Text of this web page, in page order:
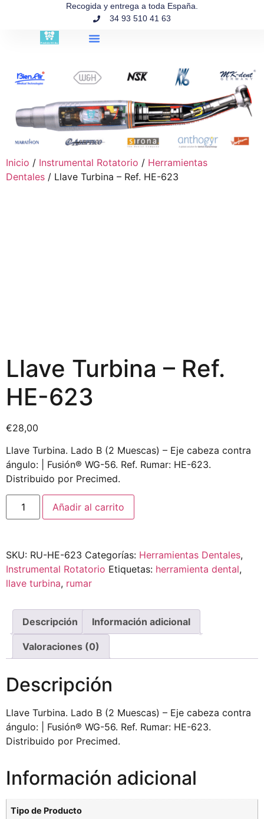
Recogida y entrega a toda España.
34 93 510 41 63
Inicio / Instrumental Rotatorio / Herramientas
Dentales / Llave Turbina – Ref. HE-623
Llave Turbina – Ref.
HE-623
€28,00
Llave Turbina. Lado B (2 Muescas) – Eje cabeza contra
ángulo: | Fusión® WG-56. Ref. Rumar: HE-623.
Distribuido por Precimed.
Añadir al carrito
SKU: RU-HE-623 Categorías: Herramientas Dentales,
Instrumental Rotatorio Etiquetas: herramienta dental,
llave turbina, rumar
Descripción Información adicional
Valoraciones (0)
Descripción
Llave Turbina. Lado B (2 Muescas) – Eje cabeza contra
ángulo: | Fusión® WG-56. Ref. Rumar: HE-623.
Distribuido por Precimed.
Información adicional
Tipo de Producto